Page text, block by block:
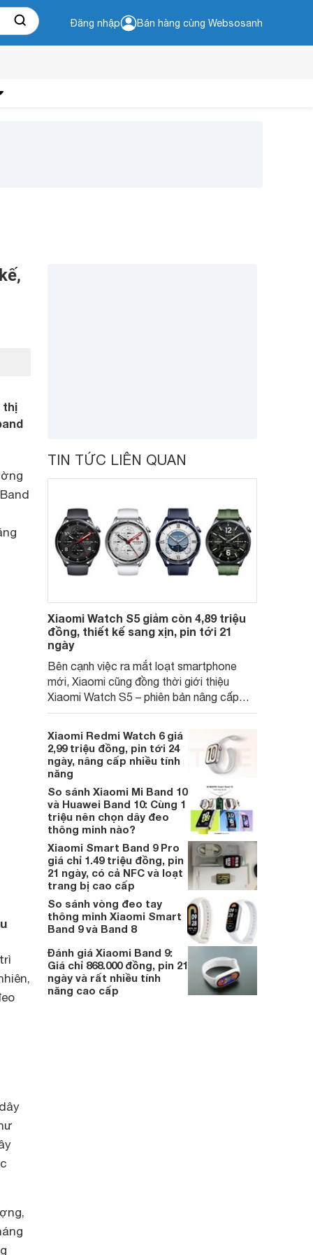
Đăng nhập Bán hàng cùng Websosanh
thị
TIN TỨC LIÊN QUAN
Xiaomi Watch S5 giảm còn 4,89 triệu
đồng, thiết kế sang xịn, pin tới 21
ngày
Bên cạnh việc ra mắt loạt smartphone
mới, Xiaomi cũng đồng thời giới thiệu
Xiaomi Watch S5 – phiên bản nâng cấp
mới nhất của dòng đồng hồ thông minh
Xiaomi Redmi Watch 6 giá
2,99 triệu đồng, pin tới 24
ngày, nâng cấp nhiều tính
năng
So sánh Xiaomi Mi Band 10
và Huawei Band 10: Cùng 1
triệu nên chọn dây đeo
thông minh nào?
Xiaomi Smart Band 9 Pro
giá chỉ 1.49 triệu đồng, pin
21 ngày, có cả NFC và loạt
trang bị cao cấp
So sánh vòng đeo tay
thông minh Xiaomi Smart
Band 9 và Band 8
Đánh giá Xiaomi Band 9:
Giá chỉ 868.000 đồng, pin 21
ngày và rất nhiều tính
năng cao cấp